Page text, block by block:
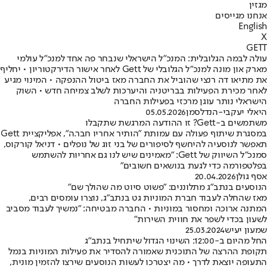
מגזין
אנחנו מגייסים
English
X
GETT
עולה לבמה הגלובלית: המנכ״ל הישראלי שנבחר פה אחד למנכ״ל עולמי
מארק און מונה למנכ"ל הגלובלי של Gett לאחר אישור הדירקטוריון • יחליף
את מתיאו דה רנצי שהוביל את החברה מאז ביטול ההנפקה • המינוי מגיע
לאחר מכירת הפעילות בבריטניה והיערכות לשלב צמיחה חדש • השוק
הישראלי נותר עוגן מרכזי בפעילות החברה
היאלי יעקבי-הנדלסמן05.05.2026
משתמשים ב-Gett? זו ההודעה המרגשת שתקבלו
במסגרת שיתוף פעולה עם עמותת "הותיר אחריו חבר.ה", אפליקציית Gett
תאפשר לנוסעיה להיחשף לסיפורים של בני זוג של נופלים • דניאל קורקוס,
סמנכ"ל השיווק של Gett: "מאמינים שיש לנו גם אחריות להשתמש
בפלטפורמה כדי לגעת בנושאים חשובים"
אסף גולן20.04.2026
הנוסעים בנתב"ג מתלוננים: "פשוט סיוט מה שהולך שם"
מאז שהחלה לעבוד חברת המוניות גט בנתב"ג, נוצרו עומסים רבים,
המתנה ארוכה ומחסור במוניות • החברה מבטיחה: "נמשיך לעבוד מסביב
לשעון בכדי לשפר את חווית השירות"
שמעון יעיש25.03.2024
החל מהיום ב-12:00: השינוי הגדול שיתחיל בנתב"ג
תקופת ההרצה של התוכנית שאמורה להסדיר את פעילות המוניות בנמל
התעופה יוצאת לדרך • מה יצטרכו לעשות הנוסעים שירצו להזמין מונית,